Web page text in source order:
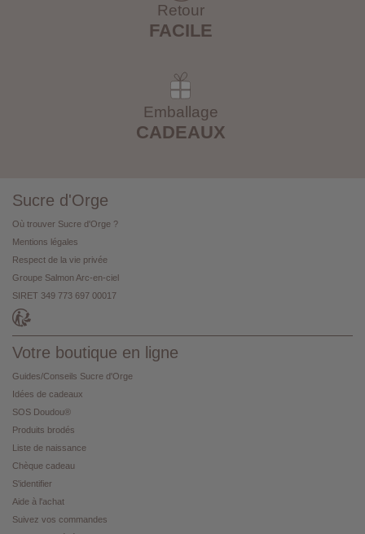
Retour
FACILE
Emballage
CADEAUX
Sucre d'Orge
Où trouver Sucre d'Orge ?
Mentions légales
Respect de la vie privée
Groupe Salmon Arc-en-ciel
SIRET 349 773 697 00017
Votre boutique en ligne
Guides/Conseils Sucre d'Orge
Idées de cadeaux
SOS Doudou®
Produits brodés
Liste de naissance
Chèque cadeau
S'identifier
Aide à l'achat
Suivez vos commandes